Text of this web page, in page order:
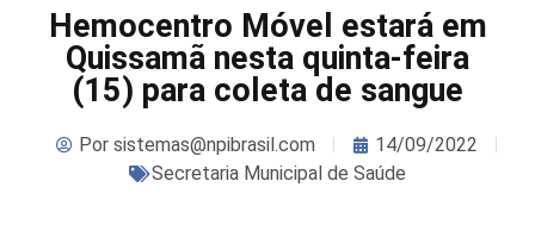
Hemocentro Móvel estará em
Quissamã nesta quinta-feira
(15) para coleta de sangue
Por sistemas@npibrasil.com
14/09/2022
Secretaria Municipal de Saúde